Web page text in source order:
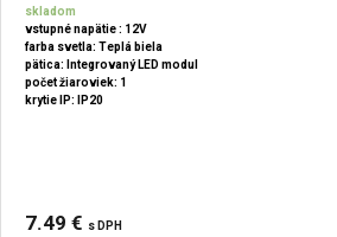
skladom
vstupné napätie : 12V
farba svetla: Teplá biela
pätica: Integrovaný LED modul
počet žiaroviek: 1
krytie IP: IP20
7.49 € s DPH